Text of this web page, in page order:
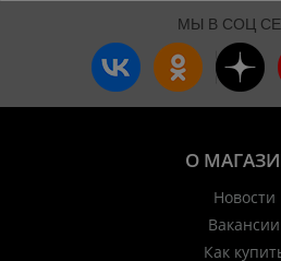
МЫ В СОЦ
О
Новости
Вакансии
Как